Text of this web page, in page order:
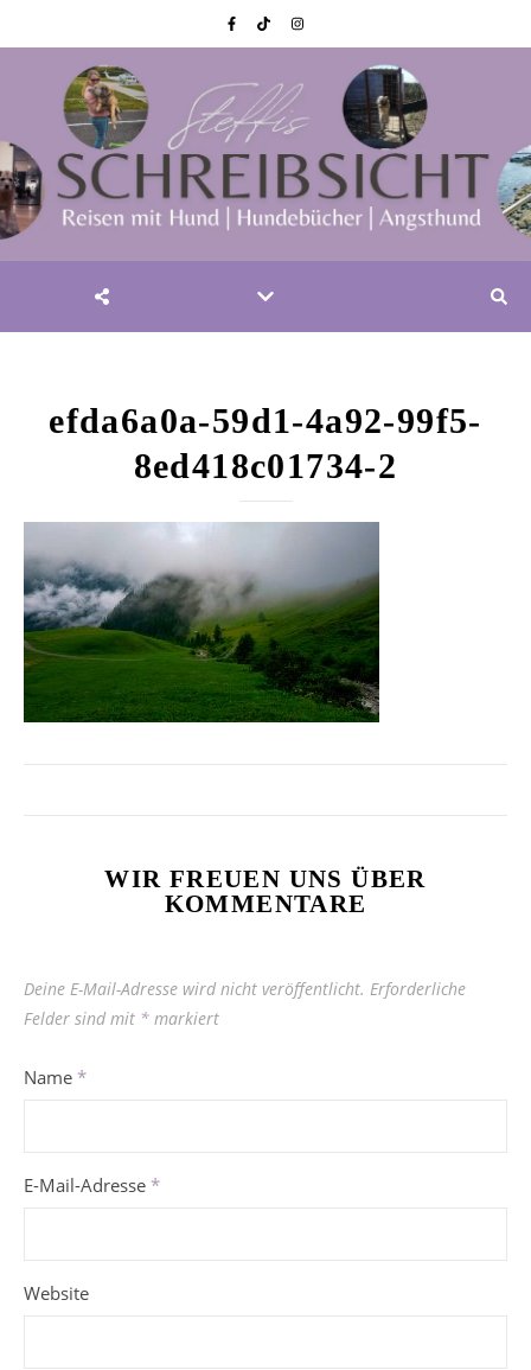
efda6a0a-59d1-4a92-99f5-
8ed418c01734-2
WIR FREUEN UNS ÜBER
KOMMENTARE
Deine E-Mail-Adresse wird nicht veröffentlicht. Erforderliche
Felder sind mit * markiert
Name *
E-Mail-Adresse *
Website